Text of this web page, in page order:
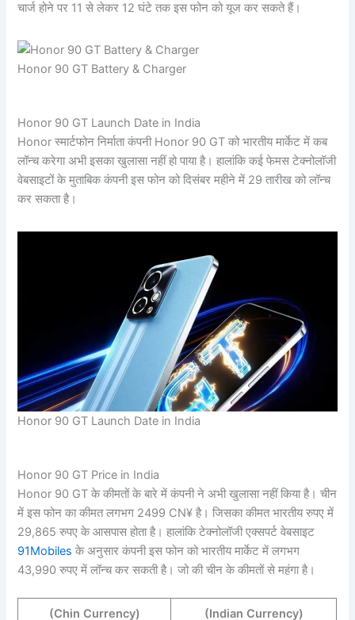
चार्ज होने पर 11 से लेकर 12 घंटे तक इस फोन को यूज कर सकते हैं।
Honor 90 GT Battery & Charger
Honor 90 GT Launch Date in India
Honor स्मार्टफोन निर्माता कंपनी Honor 90 GT को भारतीय मार्केट में कब
लॉन्च करेगा अभी इसका खुलासा नहीं हो पाया है। हालांकि कई फेमस टेक्नोलॉजी
वेबसाइटों के मुताबिक कंपनी इस फोन को दिसंबर महीने में 29 तारीख को लॉन्च
कर सकता है।
Honor 90 GT Launch Date in India
Honor 90 GT Price in India
Honor 90 GT के कीमतों के बारे में कंपनी ने अभी खुलासा नहीं किया है। चीन
में इस फोन का कीमत लगभग 2499 CN¥ है। जिसका कीमत भारतीय रुपए में
29,865 रुपए के आसपास होता है। हालांकि टेक्नोलॉजी एक्सपर्ट वेबसाइट
91Mobiles के अनुसार कंपनी इस फोन को भारतीय मार्केट में लगभग
43,990 रुपए में लॉन्च कर सकती है। जो की चीन के कीमतों से महंगा है।
(Chin Currency) (Indian Currency)